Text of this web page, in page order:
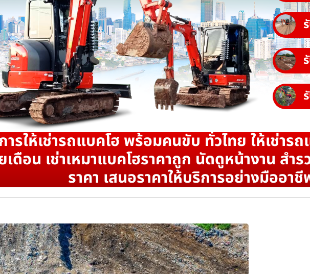
ารให้เช่ารถแบคโฮ พร้อมคนขับ ทั่วไทย ให้เช่าร
เดือน เช่าเหมาแบคโฮราคาถูก นัดดูหน้างาน สำ
ราคา เสนอราคาให้บริการอย่างมืออา